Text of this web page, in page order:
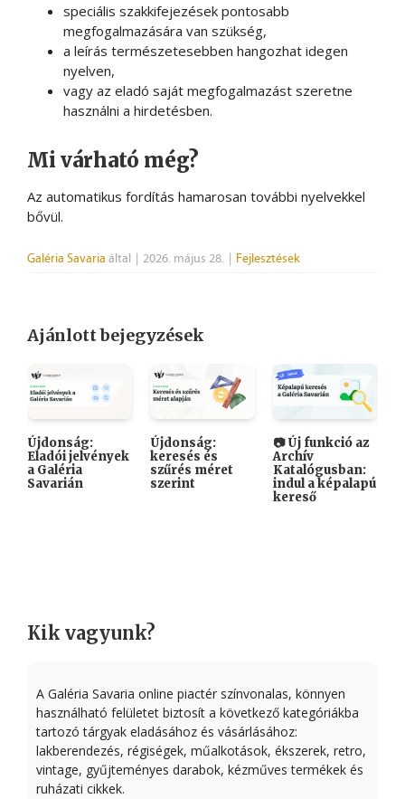
speciális szakkifejezések pontosabb
megfogalmazására van szükség,
a leírás természetesebben hangozhat idegen
nyelven,
vagy az eladó saját megfogalmazást szeretne
használni a hirdetésben.
Mi várható még?
Az automatikus fordítás hamarosan további nyelvekkel
bővül.
Galéria Savaria által | 2026. május 28. | Fejlesztések
Ajánlott bejegyzések
Újdonság:
Eladói jelvények
a Galéria
Savarián
Újdonság:
keresés és
szűrés méret
szerint
📷 Új funkció az
Archív
Katalógusban:
indul a képalapú
kereső
Kik vagyunk?
A Galéria Savaria online piactér színvonalas, könnyen
használható felületet biztosít a következő kategóriákba
tartozó tárgyak eladásához és vásárlásához:
lakberendezés, régiségek, műalkotások, ékszerek, retro,
vintage, gyűjteményes darabok, kézműves termékek és
ruházati cikkek.